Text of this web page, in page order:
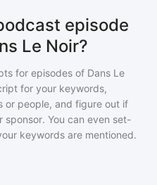
episode
Le Noir?
for episodes of Dans Le
for your keywords,
or people, and figure out if
You can even set-
keywords are mentioned.